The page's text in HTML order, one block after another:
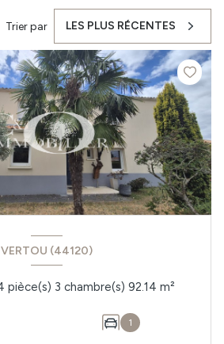
Trier par LES PLUS RÉCENTES
VERTOU (44120)
Appartement 4 pièce(s) 3 chambre(s) 92.14 m²
1